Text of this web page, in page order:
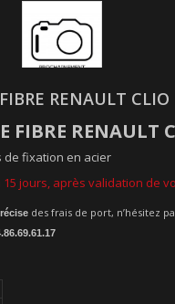
RENAULT CLIO
FIBRE RENAULT
de fixation en acier
jours, après validation de
des frais de port, n’hésitez